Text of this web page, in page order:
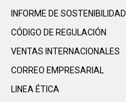
INFORME DE SOSTENIBILIDAD
CÓDIGO DE REGULACIÓN
VENTAS INTERNACIONALES
CORREO EMPRESARIAL
LINEA ÉTICA